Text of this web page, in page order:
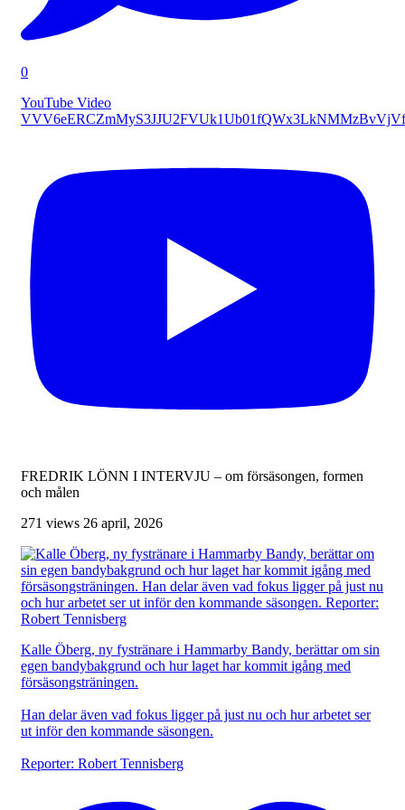
0
YouTube Video
FREDRIK LÖNN I INTERVJU – om försäsongen, formen
och målen
271 views 26 april, 2026
Kalle Öberg, ny fystränare i Hammarby Bandy, berättar om sin
egen bandybakgrund och hur laget har kommit igång med
försäsongsträningen.
Han delar även vad fokus ligger på just nu och hur arbetet ser
ut inför den kommande säsongen.
Reporter: Robert Tennisberg